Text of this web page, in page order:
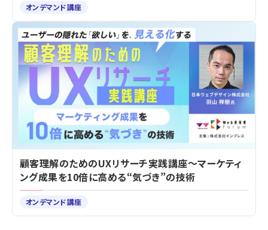
オンデマンド講座
顧客理解のためのUXリサーチ実践講座～マーケティ
ング成果を10倍に高める“気づき”の技術
オンデマンド講座